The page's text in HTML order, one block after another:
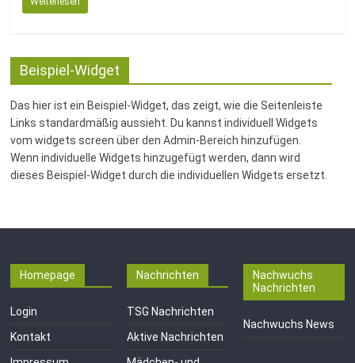
Beispiel-Widget
Das hier ist ein Beispiel-Widget, das zeigt, wie die Seitenleiste
Links standardmäßig aussieht. Du kannst individuell Widgets
vom widgets screen über den Admin-Bereich hinzufügen.
Wenn individuelle Widgets hinzugefügt werden, dann wird
dieses Beispiel-Widget durch die individuellen Widgets ersetzt.
Homepage
Login
Kontakt
Nachrichten
TSG Nachrichten
Aktive Nachrichten
Nachwuchs
Nachrichten
Nachwuchs News